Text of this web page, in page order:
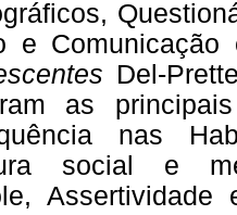
e
Del-
as
nas
social e